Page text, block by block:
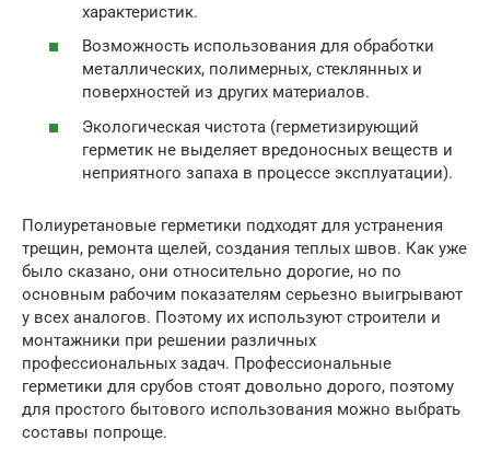
характеристик.
Возможность использования для обработки
металлических, полимерных, стеклянных и
поверхностей из других материалов.
Экологическая чистота (герметизирующий
герметик не выделяет вредоносных веществ и
неприятного запаха в процессе эксплуатации).
Полиуретановые герметики подходят для устранения
трещин, ремонта щелей, создания теплых швов. Как уже
было сказано, они относительно дорогие, но по
основным рабочим показателям серьезно выигрывают
у всех аналогов. Поэтому их используют строители и
монтажники при решении различных
профессиональных задач. Профессиональные
герметики для срубов стоят довольно дорого, поэтому
для простого бытового использования можно выбрать
составы попроще.